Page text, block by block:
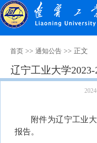
首页 >> 通知公告 >> 正文
辽宁工业大学
附件为辽宁工业
报告。